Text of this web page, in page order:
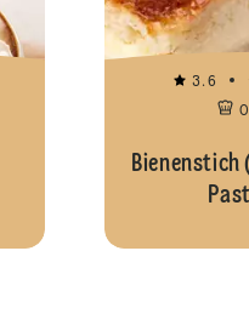
3.6
Bienenstich